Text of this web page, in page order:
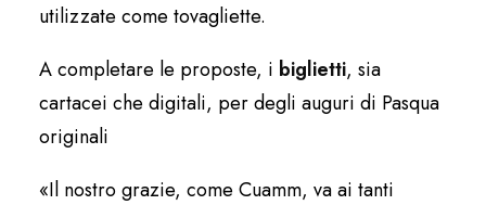
utilizzate come tovagliette.
A completare le proposte, i biglietti, sia
cartacei che digitali, per degli auguri di Pasqua
originali
«Il nostro grazie, come Cuamm, va ai tanti